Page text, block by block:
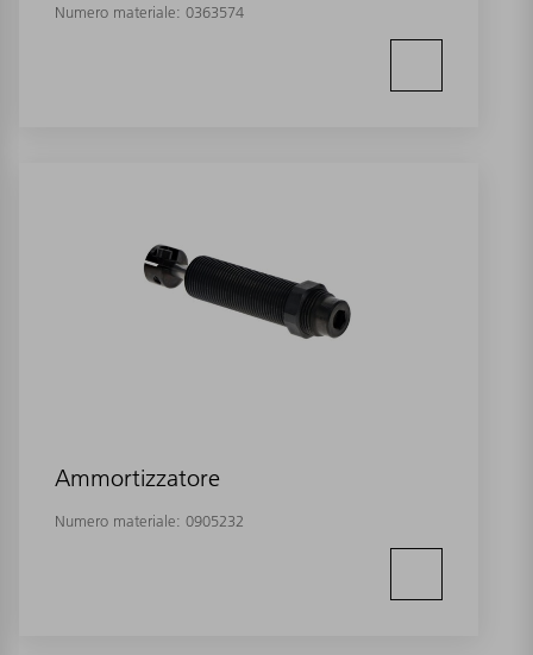
Numero materiale: 0363574
Ammortizzatore
Numero materiale: 0905232